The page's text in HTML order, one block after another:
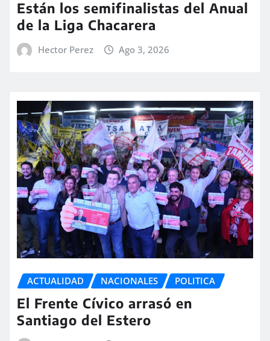
Están los semifinalistas del Anual
de la Liga Chacarera
Hector Perez Ago 3, 2026
ACTUALIDAD NACIONALES POLITICA
El Frente Cívico arrasó en
Santiago del Estero